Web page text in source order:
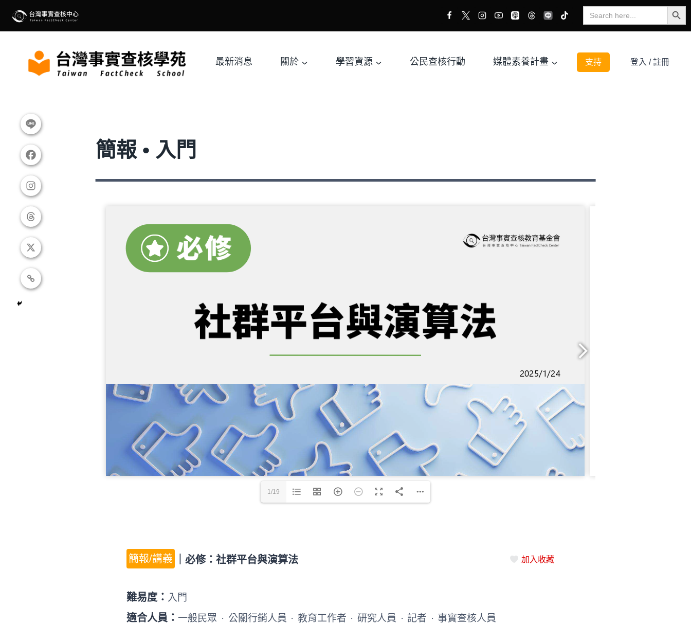
content
Search
for:
Search Button
最新消息 關於 學習資源 公民查核行動 媒體素養計畫 支持 登入 / 註冊
簡報 • 入門
1/19
簡報/講義 ｜必修：社群平台與演算法 加入收藏
難易度： 入門
適合人員：一般民眾 · 公關行銷人員 · 教育工作者 · 研究人員 · 記者 · 事實查核人員